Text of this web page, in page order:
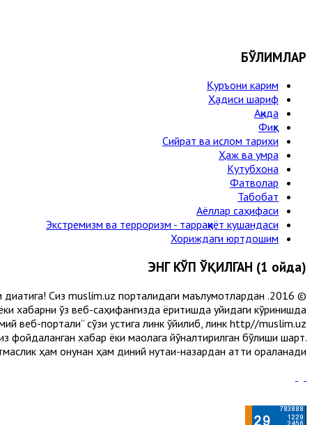
БЎЛИМЛАР
Қуръони карим
Ҳадиси шариф
Ақида
Фиқҳ
Сийрат ва ислом тарихи
Ҳаж ва умра
Кутубхона
Фатволар
Табобат
Аёллар саҳифаси
Экстремизм ва терроризм - тарраққиёт кушандаси
Хориждаги юртдошим
ЭНГ КЎП ЎҚИЛГАН (1 ойда)
диққатига! Сиз muslim.uz порталидаги маълумотлардан
хабарни ўз веб-саҳифангизда ёритишда қуйидаги кўринишда
веб-портали” сўзи устига линк қўйилиб, линк http//muslim.uz
фойдаланган хабар ёки мақолага йўналтирилган бўлиши шарт.
ҳам қонунан ҳам диний нуқтаи-назардан қаттиқ қораланади.